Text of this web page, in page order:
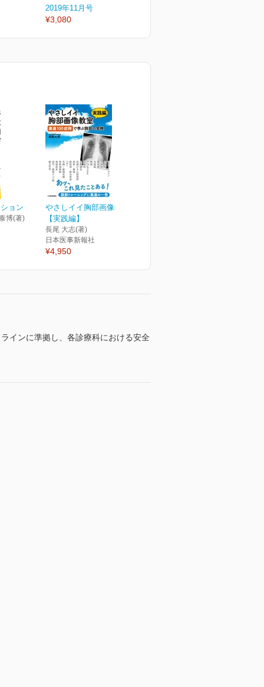
2019年11月号
¥3,080
ョン
博(著)
やさしイイ胸部画像教室
【実践編】
長尾 大志(著)
日本医事新報社
¥4,950
インに準拠し、各診療科における安全